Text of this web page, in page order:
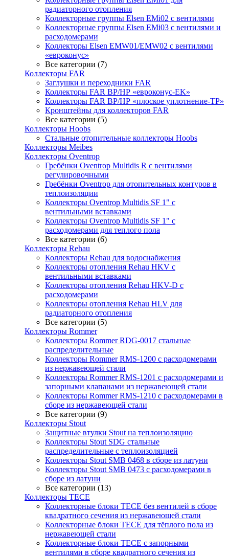
радиаторного отопления
Коллекторные группы Elsen EMi02 с вентилями
Коллекторные группы Elsen EMi03 с вентилями и
расходомерами
Коллекторы Elsen EMW01/EMW02 с вентилями
«евроконус»
Все категории (7)
Коллекторы FAR
Заглушки и переходники FAR
Коллекторы FAR ВР/НР «евроконус-EK»
Коллекторы FAR ВР/НР «плоское уплотнение-TP»
Кронштейны для коллекторов FAR
Все категории (5)
Коллекторы Hoobs
Стальные отопительные коллекторы Hoobs
Коллекторы Meibes
Коллекторы Oventrop
Гребёнки Oventrop Multidis R с вентилями
регулировочными
Гребёнки Oventrop для отопительных контуров в
теплоизоляции
Коллекторы Oventrop Multidis SF 1" с
вентильными вставками
Коллекторы Oventrop Multidis SF 1" с
расходомерами для теплого пола
Все категории (6)
Коллекторы Rehau
Коллекторы Rehau для водоснабжения
Коллекторы отопления Rehau HKV с
вентильными вставками
Коллекторы отопления Rehau HKV-D с
расходомерами
Коллекторы отопления Rehau HLV для
радиаторного отопления
Все категории (5)
Коллекторы Rommer
Коллекторы Rommer RDG-0017 стальные
распределительные
Коллекторы Rommer RMS-1200 с расходомерами
из нержавеющей стали
Коллекторы Rommer RMS-1201 с расходомерами и
запорными клапанами из нержавеющей стали
Коллекторы Rommer RMS-1210 с расходомерами в
сборе из нержавеющей стали
Все категории (9)
Коллекторы Stout
Защитные втулки Stout на теплоизоляцию
Коллекторы Stout SDG стальные
распределительные с теплоизоляцией
Коллекторы Stout SMB 0468 в сборе из латуни
Коллекторы Stout SMB 0473 с расходомерами в
сборе из латуни
Все категории (13)
Коллекторы TECE
Коллекторные блоки TECE без вентилей в сборе
квадратного сечения из нержавеющей стали
Коллекторные блоки TECE для тёплого пола из
нержавеющей стали
Коллекторные блоки TECE с запорными
вентилями в сборе квадратного сечения из